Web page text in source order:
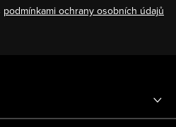
podmínkami ochrany osobních údajů